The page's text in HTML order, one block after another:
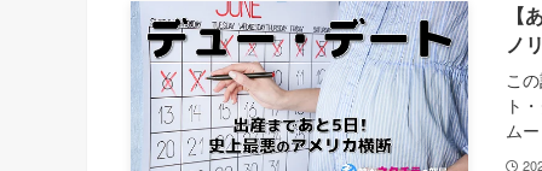
【
ノ
こ
ト
ム